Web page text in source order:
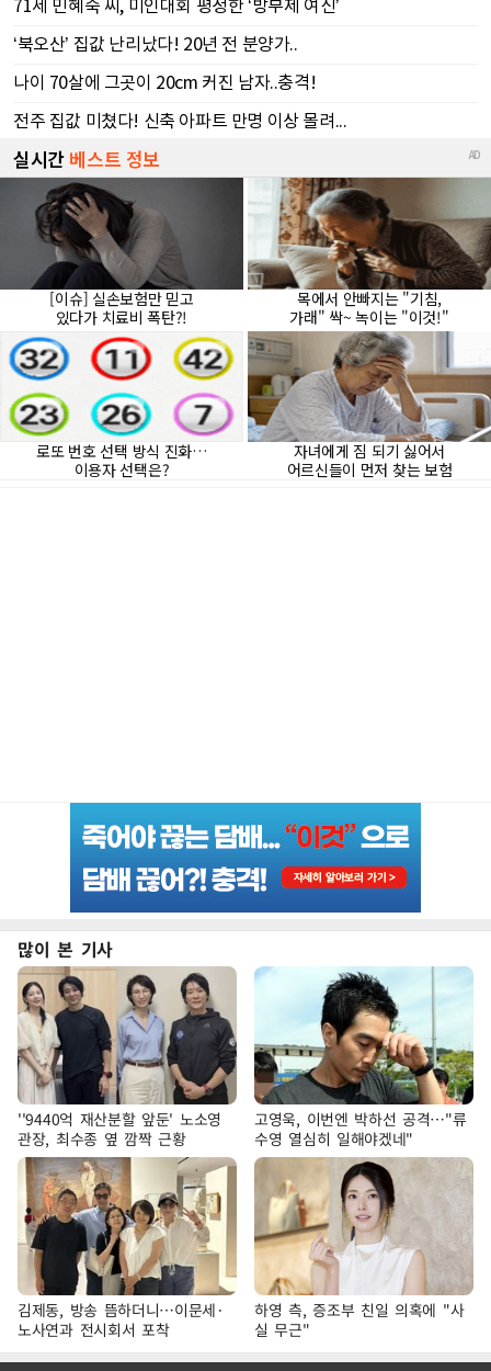
많이 본 기사
''9440억 재산분할 앞둔' 노소영
관장, 최수종 옆 깜짝 근황
고영욱, 이번엔 박하선 공격…"류
수영 열심히 일해야겠네"
김제동, 방송 뜸하더니…이문세·
노사연과 전시회서 포착
하영 측, 증조부 친일 의혹에 "사
실 무근"